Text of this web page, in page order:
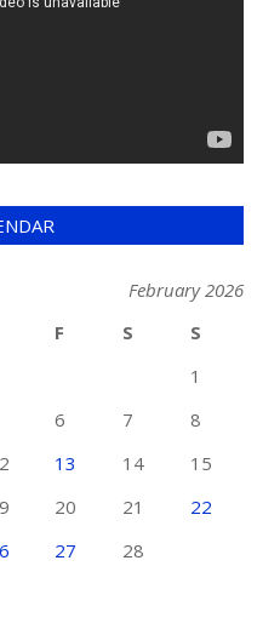
February 2026
F S
S
1
6 7
8
13 14
15
20 21
22
27 28